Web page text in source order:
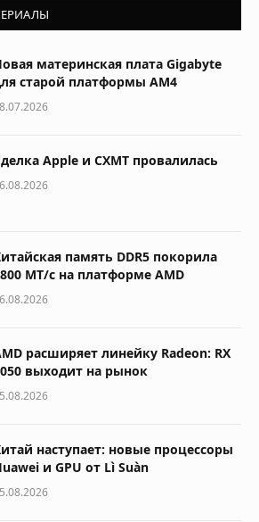
материнская плата Gigabyte
старой платформы AM4
Apple и CXMT провалилась
память DDR5 покорила
МТ/с на платформе AMD
расширяет линейку Radeon: RX
выходит на рынок
наступает: новые процессоры
и GPU от Lì Suàn